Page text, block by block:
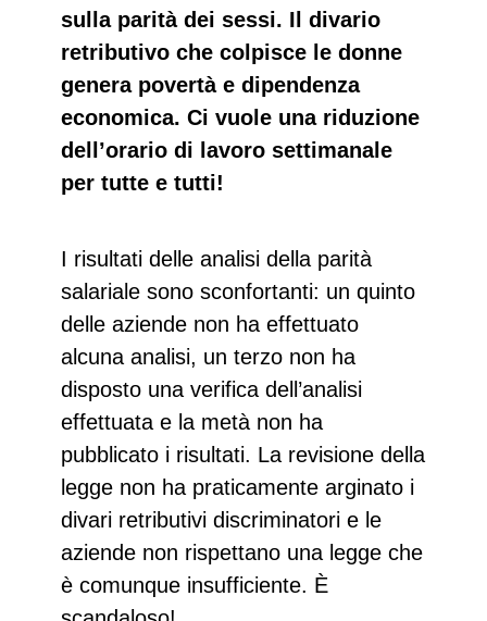
sulla parità dei sessi. Il divario
retributivo che colpisce le donne
genera povertà e dipendenza
economica. Ci vuole una riduzione
dell’orario di lavoro settimanale
per tutte e tutti!
I risultati delle analisi della parità
salariale sono sconfortanti: un quinto
delle aziende non ha effettuato
alcuna analisi, un terzo non ha
disposto una verifica dell’analisi
effettuata e la metà non ha
pubblicato i risultati. La revisione della
legge non ha praticamente arginato i
divari retributivi discriminatori e le
aziende non rispettano una legge che
è comunque insufficiente. È